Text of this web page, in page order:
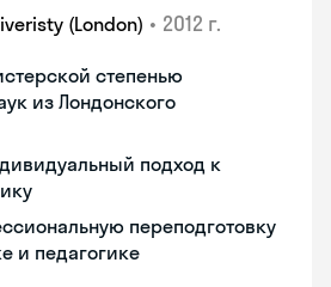
(London) • 2012 г.
степенью
из Лондонского
подход к
переподготовку
и педагогике